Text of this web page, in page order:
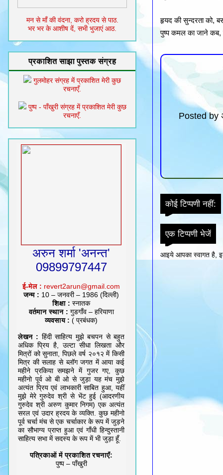
हृयद की सुन्दरता को,
पुष्प कमल का जाने
Posted by
कोई टिप्पणी नहीं:
एक टिप्पणी भेजें
आइये आपका स्वागत है,
मन से माँ की वंदना, करो ह्रदय से पाठ.
भर भर के आशीष दें, सभी भुजाएं आठ.
प्रकाशित साझा पुस्तक संग्रह
गुलमोहर संग्रह में प्रकाशित मेरी कुछ
रचनाएँ.
पुष्प - पाँखुरी संग्रह में प्रकाशित मेरी कुछ
रचनाएँ.
अरुन शर्मा 'अनन्त'
09899797447
ई-मेल : revert2arun@gmail.com
जन्म : 10 – जनवरी – 1986 (दिल्ली)
शिक्षा : स्नातक
वर्तमान स्थान : गुडगाँव – हरियाणा
व्यवसाय : ( प्रबंधक)
लेखन : हिंदी साहित्य मुझे बचपन से बहुत
अधिक प्रिय है, उल्टा सीधा लिखता और
मित्रों को सुनाता, पिछले वर्ष २०१२ में किसी
मित्र की सलाह से ब्लॉग जगत में आया कई
महीने प्रकिया समझने में गुजर गए, कुछ
महीनो पूर्व ओ बी ओ से जुड़ा यह मंच मुझे
अत्यंत प्रिय एवं लाभकारी साबित हुआ, यहीं
मुझे मेरे गुरुदेव श्री से भेंट हुई (आदरणीय
गुरुदेव श्री अरुण कुमार निगम) एक अत्यंत
सरल एवं उदार ह्रदय के व्यक्ति. कुछ महीनो
पूर्व चर्चा मंच से एक चर्चाकार के रूप में जुड़ने
का सौभाग्य प्राप्त हुआ एवं गाँधी हिन्दुस्तानी
साहित्य सभा में सदस्य के रूप में भी जुड़ा हूँ.
पत्रिकाओं में प्रकाशित रचनाएँ:
पुष्प – पाँखुरी